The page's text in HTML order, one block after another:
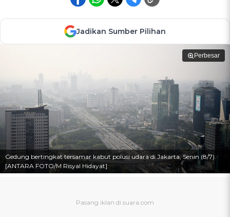
Jadikan Sumber Pilihan
Perbesar
Gedung bertingkat tersamar kabut polusi udara di Jakarta, Senin (8/7).
[ANTARA FOTO/M Risyal Hidayat]